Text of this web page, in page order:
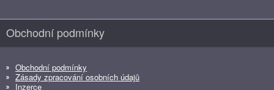
Obchodní podmínky
Obchodní podmínky
Zásady zpracování osobních údajů
Inzerce